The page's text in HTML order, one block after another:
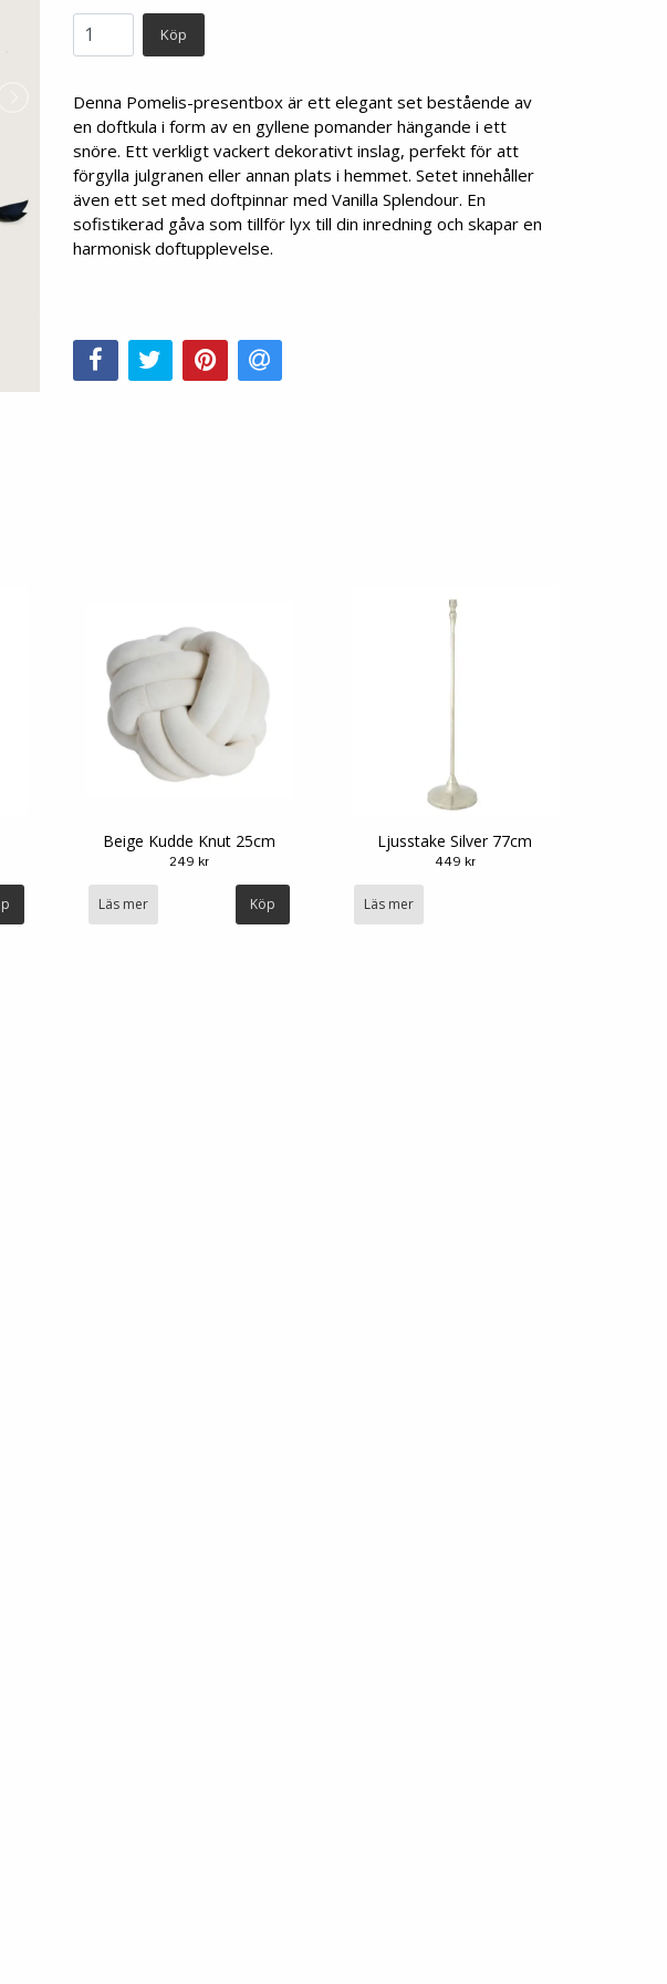
Köp
Denna Pomelis-presentbox är ett elegant set bestående av
en doftkula i form av en gyllene pomander hängande i ett
snöre. Ett verkligt vackert dekorativt inslag, perfekt för att
förgylla julgranen eller annan plats i hemmet. Setet innehåller
även ett set med doftpinnar med Vanilla Splendour. En
sofistikerad gåva som tillför lyx till din inredning och skapar en
harmonisk doftupplevelse.
Beige Kudde Knut 25cm
249 kr
Läs mer
Ljusstake Silver 77cm
449 kr
Läs mer